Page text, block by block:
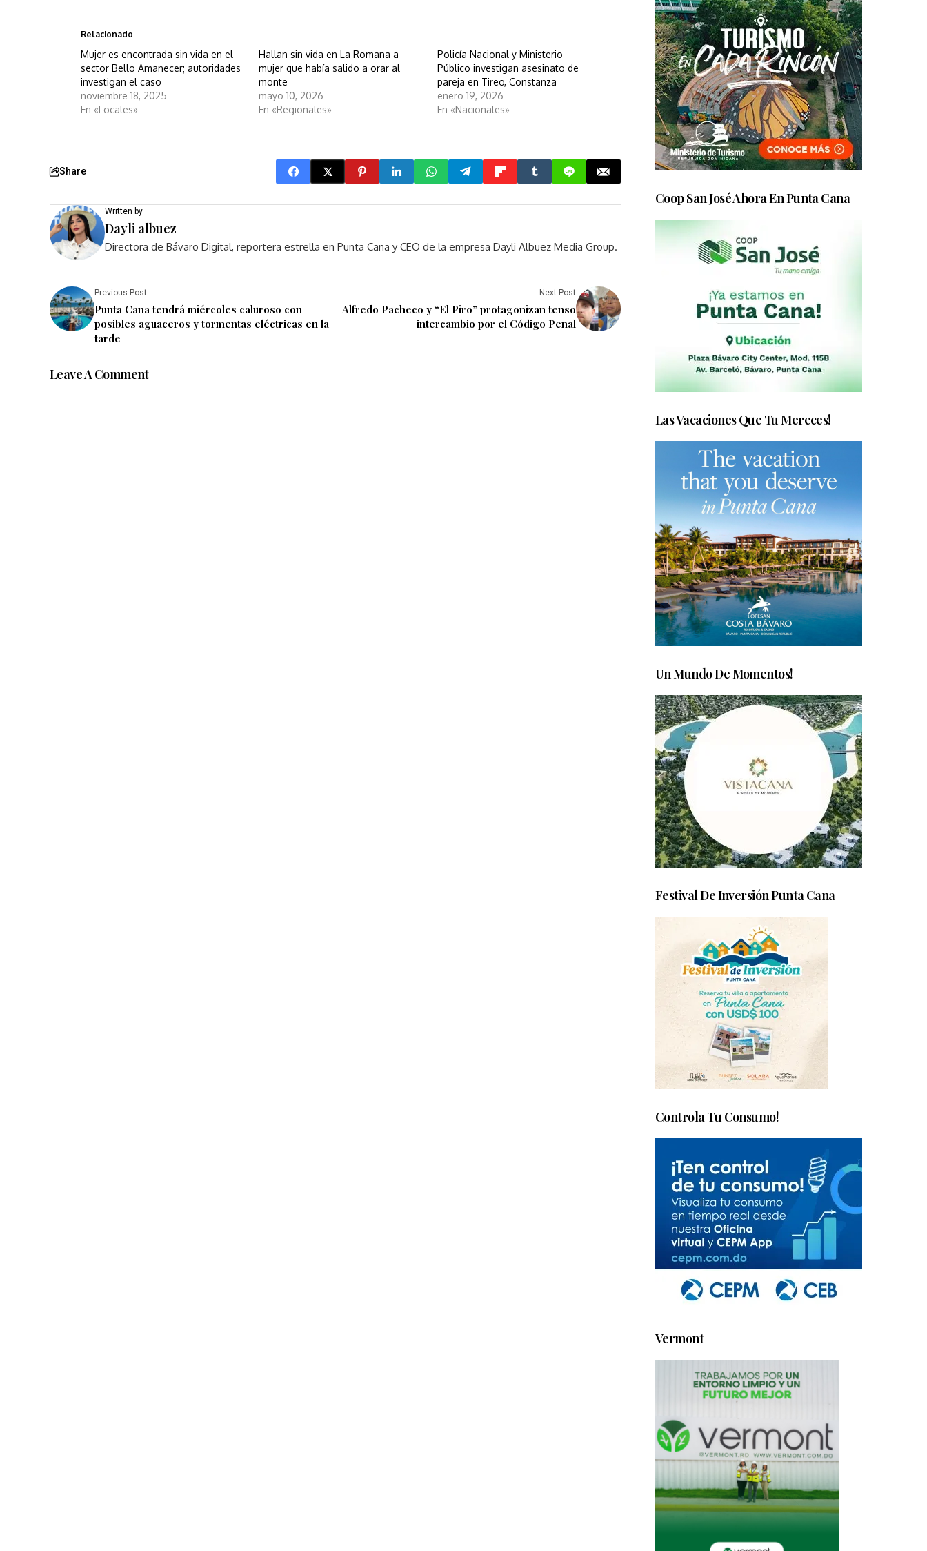
Relacionado
Mujer es encontrada sin vida en el
sector Bello Amanecer; autoridades
investigan el caso
noviembre 18, 2025
En «Locales»
Hallan sin vida en La Romana a
mujer que había salido a orar al
monte
mayo 10, 2026
En «Regionales»
Policía Nacional y Ministerio
Público investigan asesinato de
pareja en Tireo, Constanza
enero 19, 2026
En «Nacionales»
Share
Written by
Dayli albuez
Directora de Bávaro Digital, reportera estrella en Punta Cana y CEO de la empresa Dayli Albuez Media Group.
Previous Post
Punta Cana tendrá miércoles caluroso con
posibles aguaceros y tormentas eléctricas en la
tarde
Next Post
Alfredo Pacheco y “El Piro” protagonizan tenso
intercambio por el Código Penal
Leave A Comment
Coop San José Ahora En Punta Cana
Las Vacaciones Que Tu Mereces!
Un Mundo De Momentos!
Festival De Inversión Punta Cana
Controla Tu Consumo!
Vermont